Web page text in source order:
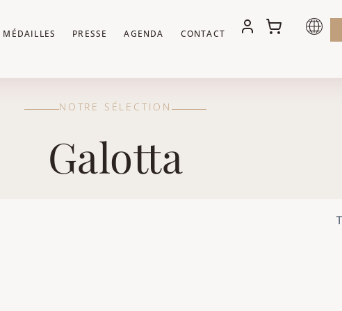
MÉDAILLES PRESSE AGENDA CONTACT
NOTRE SÉLECTION
Galotta